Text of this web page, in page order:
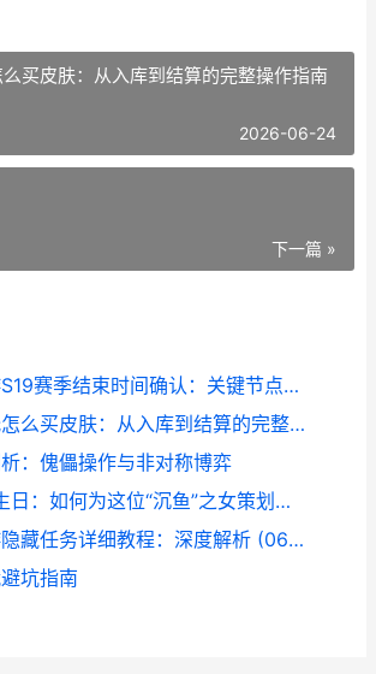
买皮肤：从入库到结算的完整操作指南
2026-06-24
下一篇 »
英雄联盟手游S19赛季结束时间确认：关键节点与上分策略
王者荣耀哪吒怎么买皮肤：从入库到结算的完整操作指南
：傀儡操作与非对称博弈
2026年西施生日：如何为这位“沉鱼”之女策划一场高效应援
完美世界手游隐藏任务详细教程：深度解析 (06月22日解读)
坑指南